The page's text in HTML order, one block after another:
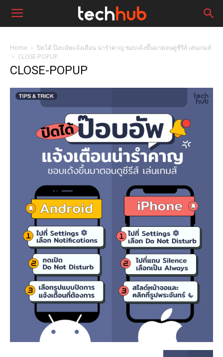
Home
ปิดได้ ป๊อบอัพแจ้งเตือน น่ารำคาญ ชอบเด้งขึ้นมาตอนดูซีรีส์ เล่นเกมส์
CLOSE-POPUP
CLOSE-POPUP